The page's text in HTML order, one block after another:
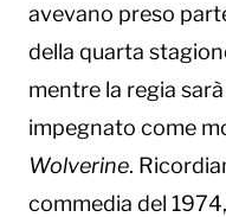
avevano preso
della quarta
mentre la regia
impegnato come
Wolverine.
commedia del